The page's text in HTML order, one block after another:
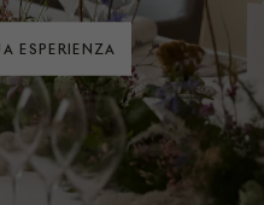
ESPERIENZA